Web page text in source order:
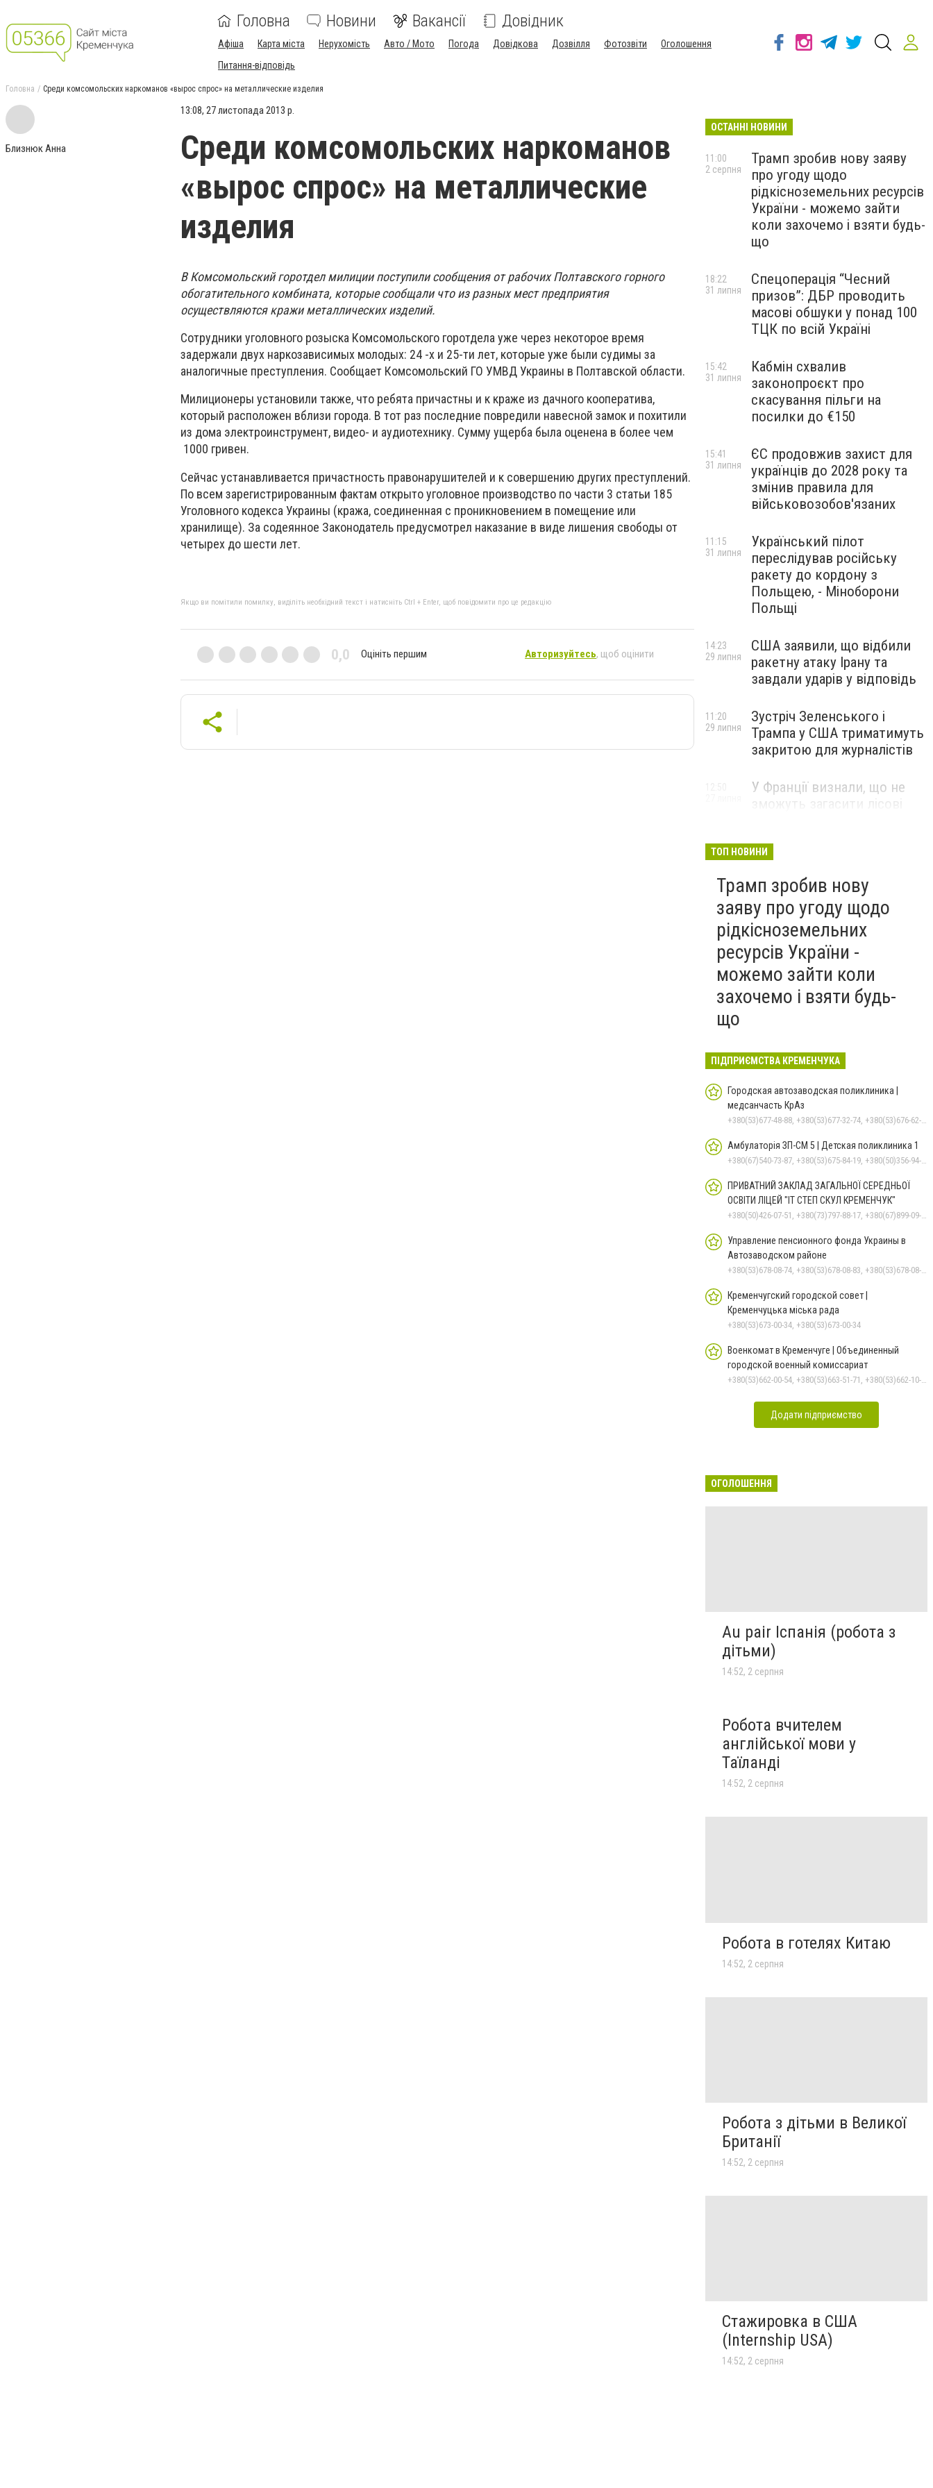
Головна Новини Вакансії Довідник
Афіша Карта міста Нерухомість Авто / Мото Погода Довідкова Дозвілля Фотозвіти
Оголошення
Питання-відповідь
Головна Среди комсомольских наркоманов «вырос спрос» на металлические изделия
Близнюк Анна
13:08, 27 листопада 2013 р.
Среди комсомольских наркоманов
«вырос спрос» на металлические
изделия
В Комсомольский горотдел милиции поступили сообщения от рабочих Полтавского горного
обогатительного комбината, которые сообщали что из разных мест предприятия
осуществляются кражи металлических изделий.
Сотрудники уголовного розыска Комсомольского горотдела уже через некоторое время
задержали двух наркозависимых молодых: 24 -х и 25-ти лет, которые уже были судимы за
аналогичные преступления. Сообщает Комсомольский ГО УМВД Украины в Полтавской области.
Милиционеры установили также, что ребята причастны и к краже из дачного кооператива,
который расположен вблизи города. В тот раз последние повредили навесной замок и похитили
из дома электроинструмент, видео- и аудиотехнику. Сумму ущерба была оценена в более чем
1000 гривен.
Сейчас устанавливается причастность правонарушителей и к совершению других преступлений.
По всем зарегистрированным фактам открыто уголовное производство по части 3 статьи 185
Уголовного кодекса Украины (кража, соединенная с проникновением в помещение или
хранилище). За содеянное Законодатель предусмотрел наказание в виде лишения свободы от
четырех до шести лет.
Якщо ви помітили помилку, виділіть необхідний текст і натисніть Ctrl + Enter, щоб повідомити про це редакцію
0,0 Оцініть першим Авторизуйтесь, щоб оцінити
ОСТАННІ НОВИНИ
Трамп зробив нову заяву
про угоду щодо
рідкісноземельних ресурсів
України - можемо зайти
коли захочемо і взяти будь-
що
11:00
2 серпня
Спецоперація “Чесний
призов”: ДБР проводить
масові обшуки у понад 100
ТЦК по всій Україні
18:22
31 липня
Кабмін схвалив
законопроєкт про
скасування пільги на
посилки до €150
15:42
31 липня
ЄС продовжив захист для
українців до 2028 року та
змінив правила для
військовозобов'язаних
15:41
31 липня
Український пілот
переслідував російську
ракету до кордону з
Польщею, - Міноборони
Польщі
11:15
31 липня
США заявили, що відбили
ракетну атаку Ірану та
завдали ударів у відповідь
14:23
29 липня
Зустріч Зеленського і
Трампа у США триматимуть
закритою для журналістів
11:20
29 липня
У Франції визнали, що не
ТОП НОВИНИ
Трамп зробив нову
заяву про угоду щодо
рідкісноземельних
ресурсів України -
можемо зайти коли
захочемо і взяти будь-
що
ПІДПРИЄМСТВА КРЕМЕНЧУКА
Городская автозаводская поликлиника |
медсанчасть КрАз
+380(53)677-48-88, +380(53)677-32-74, +380(53)676-62-99, +380536766187
Амбулаторія ЗП-СМ 5 | Детская поликлиника 1
+380(67)540-73-87, +380(53)675-84-19, +380(50)356-94-69
ПРИВАТНИЙ ЗАКЛАД ЗАГАЛЬНОЇ СЕРЕДНЬОЇ
ОСВІТИ ЛІЦЕЙ "ІТ СТЕП СКУЛ КРЕМЕНЧУК"
+380(50)426-07-51, +380(73)797-88-17, +380(67)899-09-16
Управление пенсионного фонда Украины в
Автозаводском районе
+380(53)678-08-74, +380(53)678-08-83, +380(53)678-08-41, +380(53)678-08-86, +380(53)678-09-05
Кременчугский городской совет |
Кременчуцька міська рада
+380(53)673-00-34, +380(53)673-00-34
Военкомат в Кременчуге | Объединенный
городской военный комиссариат
+380(53)662-00-54, +380(53)663-51-71, +380(53)662-10-35
Додати підприємство
ОГОЛОШЕННЯ
Au pair Іспанія (робота з
дітьми)
14:52, 2 серпня
Робота вчителем
англійської мови у
Таїланді
14:52, 2 серпня
Робота в готелях Китаю
14:52, 2 серпня
Робота з дітьми в Великої
Британії
14:52, 2 серпня
Стажировка в США
(Internship USA)
14:52, 2 серпня